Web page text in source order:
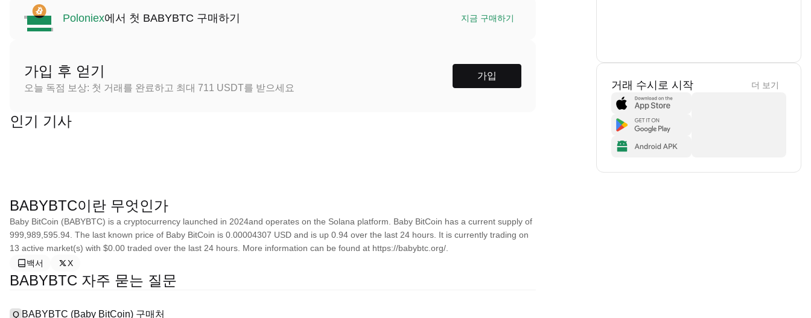
Poloniex에서 첫 BABYBTC 구매하기 지금 구매하기
가입 후 얻기
오늘 독점 보상: 첫 거래를 완료하고 최대 711 USDT를 받으세요
가입
인기 기사
BABYBTC이란 무엇인가
Baby BitCoin (BABYBTC) is a cryptocurrency launched in 2024and operates on the Solana platform. Baby BitCoin has a current supply of
999,989,595.94. The last known price of Baby BitCoin is 0.00004307 USD and is up 0.94 over the last 24 hours. It is currently trading on
13 active market(s) with $0.00 traded over the last 24 hours. More information can be found at https://babybtc.org/.
백서
X
BABYBTC 자주 묻는 질문
Q BABYBTC (Baby BitCoin) 구매처
거래 수시로 시작 더 보기